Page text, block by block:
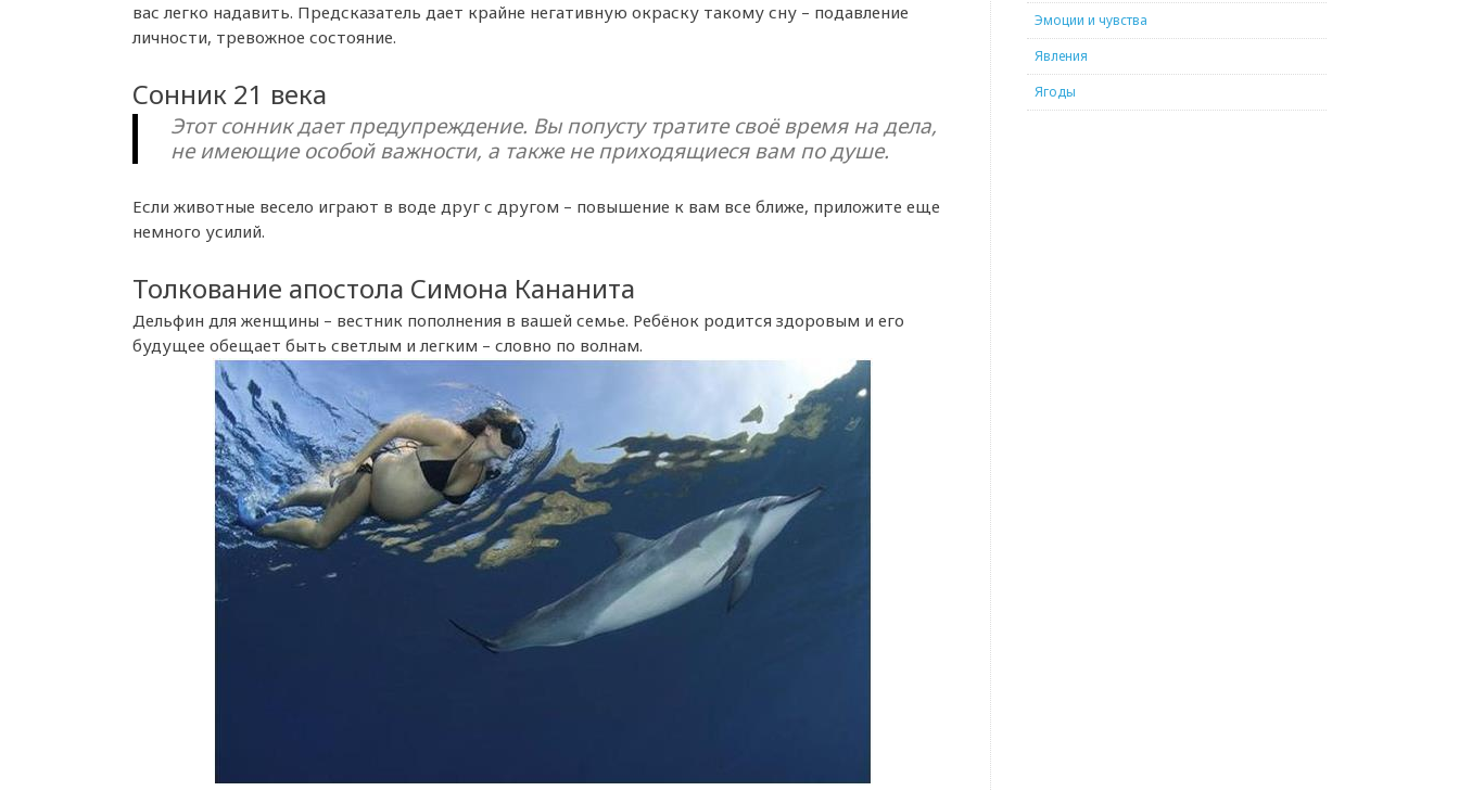
вас легко надавить. Предсказатель дает крайне негативную окраску такому сну – подавление
личности, тревожное состояние.
Сонник 21 века
Этот сонник дает предупреждение. Вы попусту тратите своё время на дела,
не имеющие особой важности, а также не приходящиеся вам по душе.
Если животные весело играют в воде друг с другом – повышение к вам все ближе, приложите еще
немного усилий.
Толкование апостола Симона Кананита
Дельфин для женщины – вестник пополнения в вашей семье. Ребёнок родится здоровым и его
будущее обещает быть светлым и легким – словно по волнам.
Эмоции и чувства
Явления
Ягоды